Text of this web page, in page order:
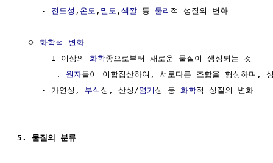
     -
전도성 , 온도 , 밀도 , 색깔 등 물리 적 성질의 변화
  ㅇ
화학적 변화
     - 1 이상의
화학종으로부터 새로운 물질이 생성되는 것
        .
원자들이 이합집산하여, 서로다른 조합을 형성하며,
     - 가연성,
부식 성, 산성/염기 성 등 화학적 성질의 변화
5. 물질의 분류